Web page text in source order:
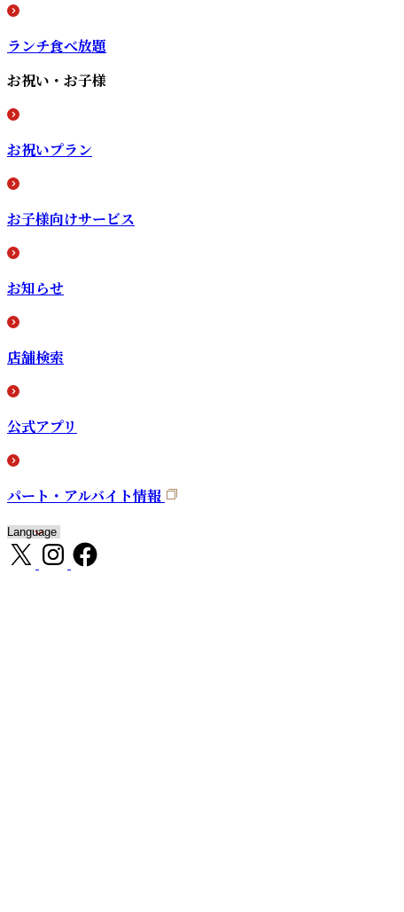
ランチ食べ放題
お祝い・お子様
お祝いプラン
お子様向けサービス
お知らせ
店舗検索
公式アプリ
パート・アルバイト情報